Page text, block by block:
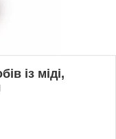
із міді,